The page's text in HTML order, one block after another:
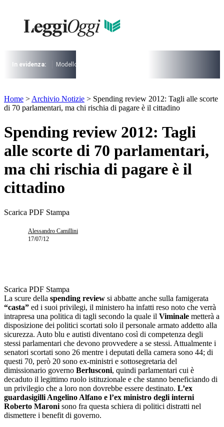
contenuto
I più cercati
Lorem ipsum dolor sit amet consectetur
Lorem ipsum dolor sit amet consectetur
In evidenza: Modello 730
I più cercati
Lorem ipsum dolor sit amet consectetur
Home > Archivio Notizie > Spending review 2012: Tagli alle scorte
di 70 parlamentari, ma chi rischia di pagare è il cittadino
Spending review 2012: Tagli
alle scorte di 70 parlamentari,
ma chi rischia di pagare è il
cittadino
Scarica PDF Stampa
Alessandro Camillini
17/07/12
Scarica PDF Stampa
La scure della spending review si abbatte anche sulla famigerata
“casta” ed i suoi privilegi, il ministero ha infatti reso noto che verrà
intrapresa una politica di tagli secondo la quale il Viminale metterà a
disposizione dei politici scortati solo il personale armato addetto alla
sicurezza. Auto blu e autisti diventano così di competenza degli
stessi parlamentari che devono provvedere a se stessi. Attualmente i
senatori scortati sono 26 mentre i deputati della camera sono 44; di
questi 70, però 20 sono ex-ministri e sottosegretaria del
dimissionario governo Berlusconi, quindi parlamentari cui è
decaduto il legittimo ruolo istituzionale e che stanno beneficiando di
un privilegio che a loro non dovrebbe essere destinato. L’ex
guardasigilli Angelino Alfano e l’ex ministro degli interni
Roberto Maroni sono fra questa schiera di politici distratti nel
dismettere i benefit di governo.